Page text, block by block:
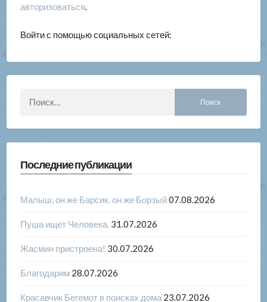
авторизоваться.
Войти с помощью социальных сетей:
Последние публикации
Малыш, он же Барсик. он же Борзый07.08.2026
Пуша ищет Человека. 31.07.2026
Жасмин пристроена! 30.07.2026
Благодарим 28.07.2026
Красавчик Бегемот в поисках дома 23.07.2026